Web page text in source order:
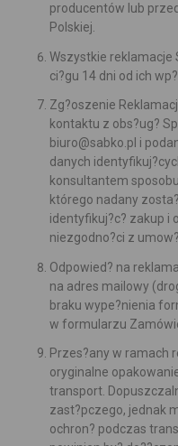
producentów lub
Polskiej.
Wszystkie reklamacje
ci?gu 14 dni od ich
Zg?oszenie
kontaktu z obs?ug?
biuro@sabko.pl i
danych
konsultantem
którego nadany
identyfikuj?c? zakup i
niezgodno?ci z umow?.
Odpowied? na
na adres mailowy
braku wype?nienia
w formularzu
Przes?any w ramach
oryginalne
transport.
zast?pczego, jednak
ochron? podczas